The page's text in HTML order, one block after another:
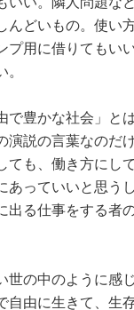
んどいもの。使い
プ用に借りてもい
で豊かな社会」と
演説の言葉なのだ
ても、働き方にし
あっていいと思う
出る仕事をする者
世の中のように感
自由に生きて、生